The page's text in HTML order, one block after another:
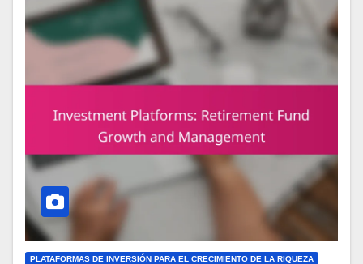
PLATAFORMAS DE INVERSIÓN PARA EL CRECIMIENTO DE LA RIQUEZA